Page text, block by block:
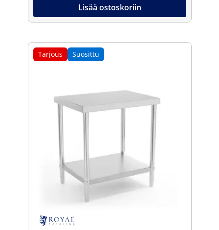
Lisää ostoskoriin
Tarjous Suosittu